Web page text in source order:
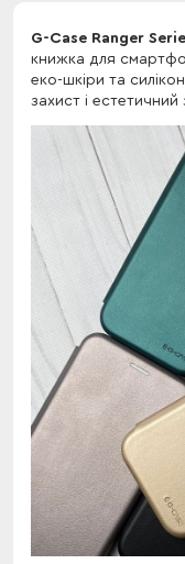
G-Case Ranger
книжка для
еко-шкіри та
захист і естетичний